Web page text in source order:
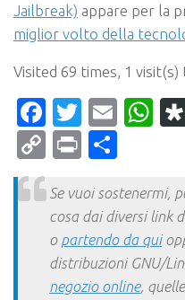
Jailbreak) appare per la
miglior volto della
Visited 69 times, 1 visit(s)
Facebook
Twitter
Email
CopyPrint
Se vuoi sostenermi,
cosa dai diversi link
o partendo da qui
distribuzioni GNU/
negozio online,